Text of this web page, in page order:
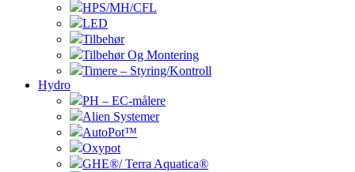
HPS/MH/CFL
LED
Tilbehør
Tilbehør Og Montering
Timere – Styring/Kontroll
Hydro
PH – EC-målere
Alien Systemer
AutoPot™
Oxypot
GHE®/ Terra Aquatica®